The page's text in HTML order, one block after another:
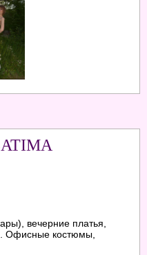
вечерние платья,
Офисные костюмы,